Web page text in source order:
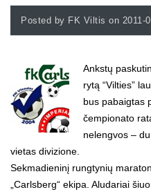
Posted by FK Viltis on 2011-
Ankstų
rytą “Vilties”
bus pabaigtas
čempionato
nelengvos –
vietas divizione.
Sekmadieninį rungtynių
„Carlsberg“ ekipa. Aludariai